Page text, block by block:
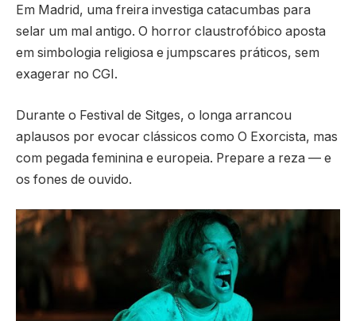
Em Madrid, uma freira investiga catacumbas para
selar um mal antigo. O horror claustrofóbico aposta
em simbologia religiosa e jumpscares práticos, sem
exagerar no CGI.
Durante o Festival de Sitges, o longa arrancou
aplausos por evocar clássicos como O Exorcista, mas
com pegada feminina e europeia. Prepare a reza — e
os fones de ouvido.